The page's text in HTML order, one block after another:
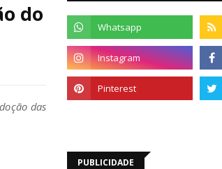
do
das
PUBLICIDADE